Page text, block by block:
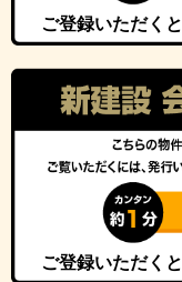
ご登録いただくと
ご登録いただくと